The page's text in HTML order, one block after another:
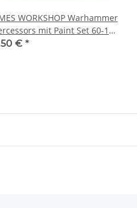
WORKSHOP Warhammer
mit Paint Set 60-11-
99170101008
€ *